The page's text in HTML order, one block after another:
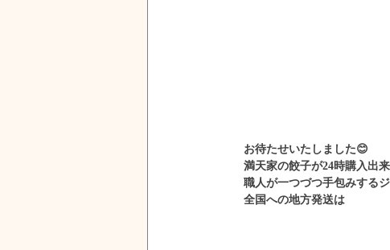
お待たせいたしました😊
満天家の餃子が24時購入出
職人が一つづつ手包みする
全国への地方発送は